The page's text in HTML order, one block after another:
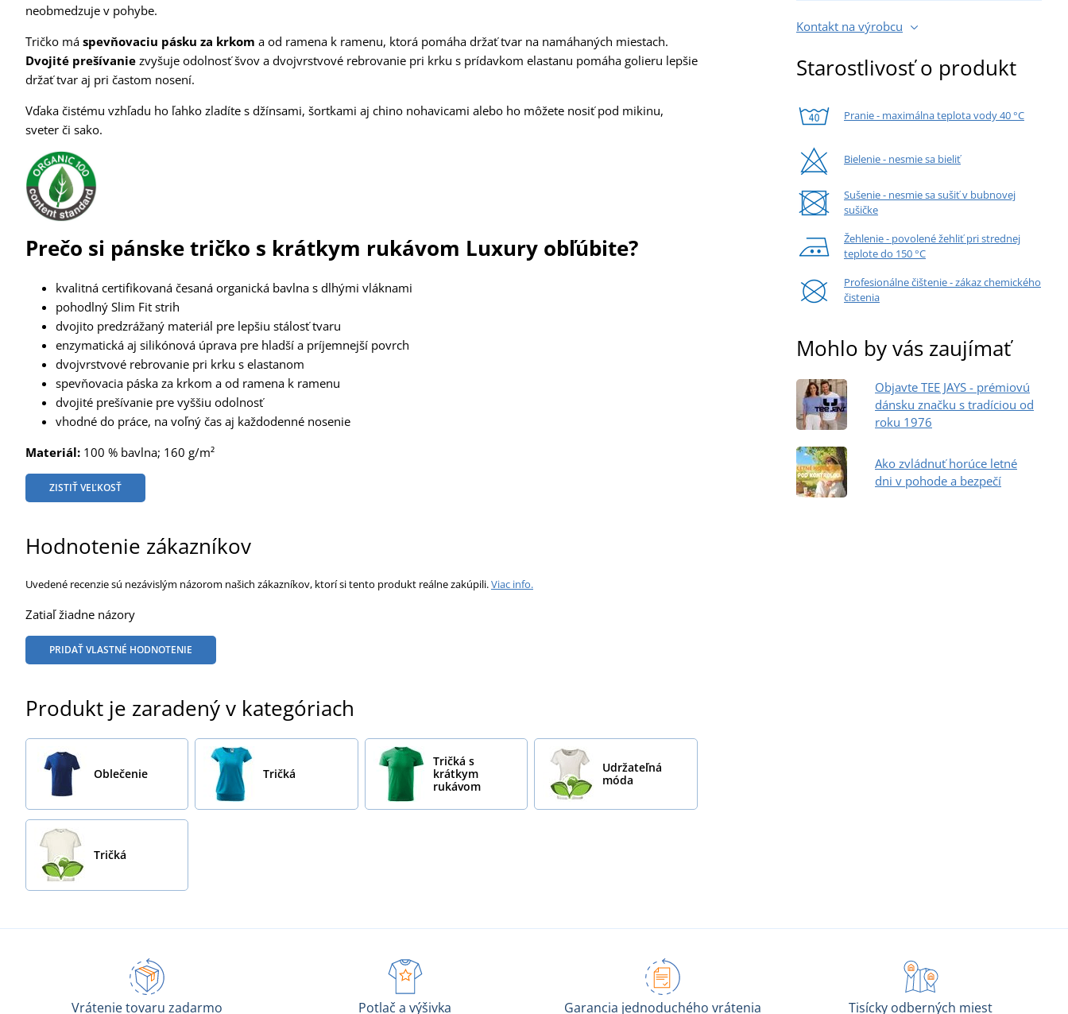
neobmedzuje v pohybe.
Tričko má spevňovaciu pásku za krkom a od ramena k ramenu, ktorá pomáha držať tvar na namáhaných miestach.
Dvojité prešívanie zvyšuje odolnosť švov a dvojvrstvové rebrovanie pri krku s prídavkom elastanu pomáha golieru lepšie
držať tvar aj pri častom nosení.
Vďaka čistému vzhľadu ho ľahko zladíte s džínsami, šortkami aj chino nohavicami alebo ho môžete nosiť pod mikinu,
sveter či sako.
Prečo si pánske tričko s krátkym rukávom Luxury obľúbite?
kvalitná certifikovaná česaná organická bavlna s dlhými vláknami
pohodlný Slim Fit strih
dvojito predzrážaný materiál pre lepšiu stálosť tvaru
enzymatická aj silikónová úprava pre hladší a príjemnejší povrch
dvojvrstvové rebrovanie pri krku s elastanom
spevňovacia páska za krkom a od ramena k ramenu
dvojité prešívanie pre vyššiu odolnosť
vhodné do práce, na voľný čas aj každodenné nosenie
Materiál: 100 % bavlna; 160 g/m²
ZISTIŤ VEĽKOSŤ
Hodnotenie zákazníkov
Uvedené recenzie sú nezávislým názorom našich zákazníkov, ktorí si tento produkt reálne zakúpili.Viac info.
Zatiaľ žiadne názory
PRIDAŤ VLASTNÉ HODNOTENIE
Produkt je zaradený v kategóriach
Oblečenie Tričká
Tričká s
krátkym
rukávom
Udržateľná
móda
Tričká
Kontakt na výrobcu
Starostlivosť o produkt
Pranie - maximálna teplota vody 40 °C
Bielenie - nesmie sa bieliť
Sušenie - nesmie sa sušiť v bubnovej
sušičke
Žehlenie - povolené žehliť pri strednej
teplote do 150 °C
Profesionálne čištenie - zákaz chemického
čistenia
Mohlo by vás zaujímať
Objavte TEE JAYS - prémiovú
dánsku značku s tradíciou od
roku 1976
Ako zvládnuť horúce letné
dni v pohode a bezpečí
Vrátenie tovaru zadarmo Potlač a výšivka Garancia jednoduchého vrátenia Tisícky odberných miest